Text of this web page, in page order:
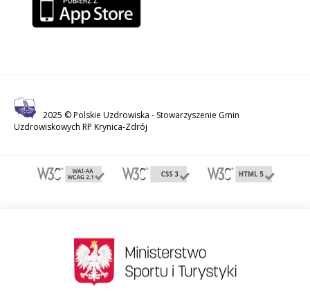
2025 © Polskie Uzdrowiska - Stowarzyszenie Gmin
Uzdrowiskowych RP Krynica-Zdrój